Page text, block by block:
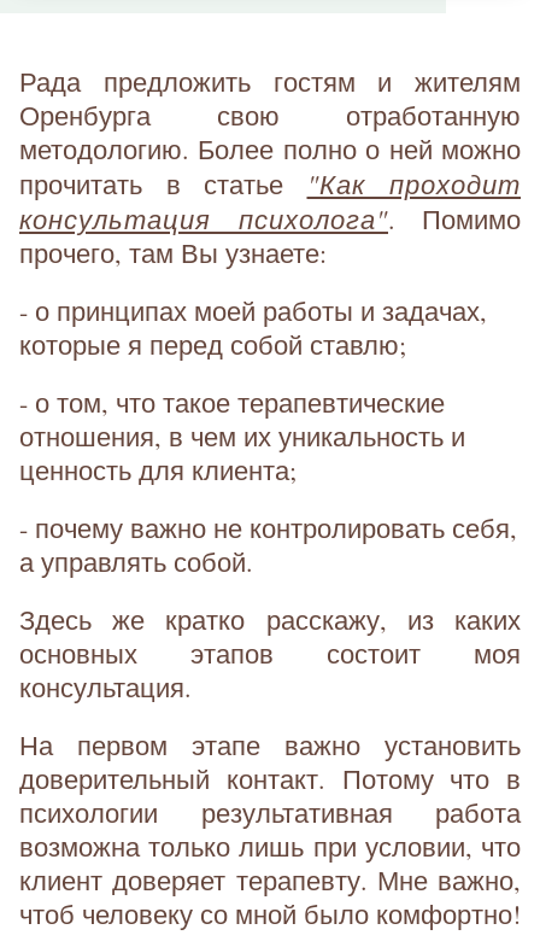
Рада предложить гостям и жителям
Оренбурга свою отработанную
методологию. Более полно о ней можно
прочитать в статье
"Как проходит
консультация психолога". Помимо
прочего, там Вы узнаете:
- о принципах моей работы и задачах,
которые я перед собой ставлю;
- о том, что такое терапевтические
отношения, в чем их уникальность и
ценность для клиента;
- почему важно не контролировать себя,
а управлять собой.
Здесь же кратко расскажу, из каких
основных этапов состоит моя
консультация.
На первом этапе важно установить
доверительный контакт. Потому что в
психологии результативная работа
возможна только лишь при условии, что
клиент доверяет терапевту. Мне важно,
чтоб человеку со мной было комфортно!